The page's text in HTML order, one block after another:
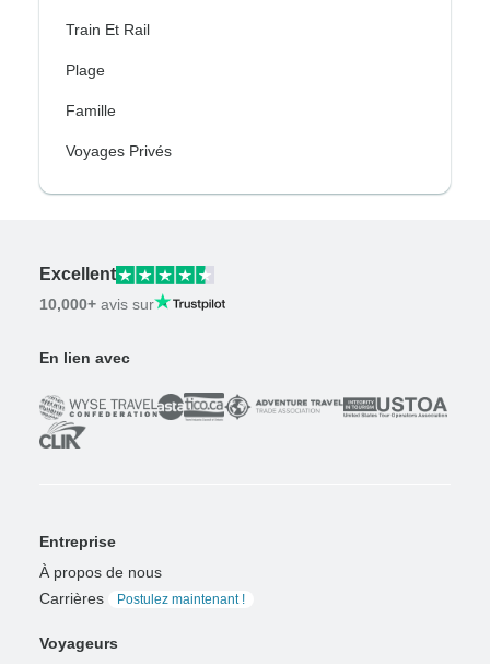
Train Et Rail
Plage
Famille
Voyages Privés
Excellent
10,000+ avis sur
En lien avec
Entreprise
À propos de nous
Carrières
Postulez maintenant !
Voyageurs